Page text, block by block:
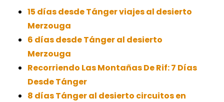
15 días desde Tánger viajes al desierto
Merzouga
6 días desde Tánger al desierto
Merzouga
Recorriendo Las Montañas De Rif: 7 Días
Desde Tánger
8 días Tánger al desierto circuitos en